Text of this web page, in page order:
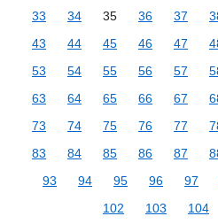
33
34 35 36 37
43
44 45 46 47
53
54 55 56 57
63
64 65 66 67
73
74 75 76 77
83
84 85 86 87
93
94 95 96 97
102
103 104